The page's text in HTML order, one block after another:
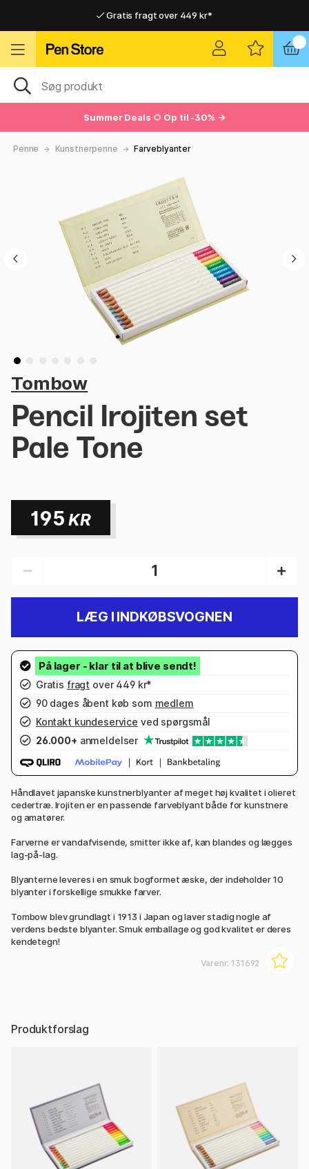
Gratis fragt over 449 kr*
Hurtigt til dør eller pakkeshop
Hurtigt til dør eller pakkeshop
Summer Deals 🌻 Op til -30% →
Penne Kunstnerpenne Farveblyanter
Tombow
Pencil Irojiten set
Pale Tone
195 KR
LÆG I INDKØBSVOGNEN
Gratis fragt over 449 kr*
90 dages åbent køb som medlem
Kontakt kundeservice ved spørgsmål
26.000+ anmeldelser
Håndlavet japanske kunstnerblyanter af meget høj kvalitet i olieret
cedertræ. Irojiten er en passende farveblyant både for kunstnere
og amatører.
Farverne er vandafvisende, smitter ikke af, kan blandes og lægges
lag-på-lag.
Blyanterne leveres i en smuk bogformet æske, der indeholder 10
blyanter i forskellige smukke farver.
Tombow blev grundlagt i 1913 i Japan og laver stadig nogle af
verdens bedste blyanter. Smuk emballage og god kvalitet er deres
kendetegn!
Varenr: 131692
Produktforslag